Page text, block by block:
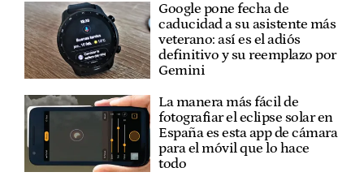
Google pone fecha de
caducidad a su asistente más
veterano: así es el adiós
definitivo y su reemplazo por
Gemini
La manera más fácil de
fotografiar el eclipse solar en
España es esta app de cámara
para el móvil que lo hace
todo